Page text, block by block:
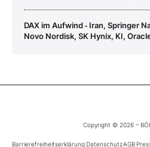
DAX im Aufwind ‑ Iran, Springer
Novo Nordisk, SK Hynix, KI,
Copyright © 2026 –
Barrierefreiheitserklärung DatenschutzAGB